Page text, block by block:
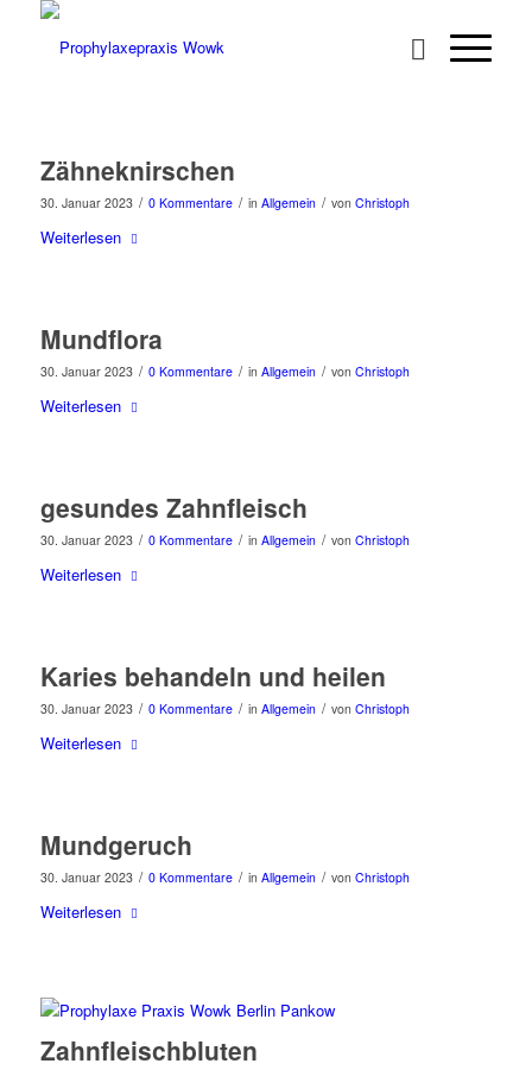
Zähneknirschen
30. Januar 2023 / 0 Kommentare / in Allgemein / von Christoph
Weiterlesen
Mundflora
30. Januar 2023 / 0 Kommentare / in Allgemein / von Christoph
Weiterlesen
gesundes Zahnfleisch
30. Januar 2023 / 0 Kommentare / in Allgemein / von Christoph
Weiterlesen
Karies behandeln und heilen
30. Januar 2023 / 0 Kommentare / in Allgemein / von Christoph
Weiterlesen
Mundgeruch
30. Januar 2023 / 0 Kommentare / in Allgemein / von Christoph
Weiterlesen
Zahnfleischbluten